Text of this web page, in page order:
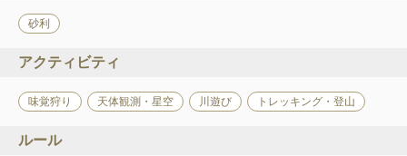
砂利
アクティビティ
味覚狩り 天体観測・星空 川遊び トレッキング・登山
ルール